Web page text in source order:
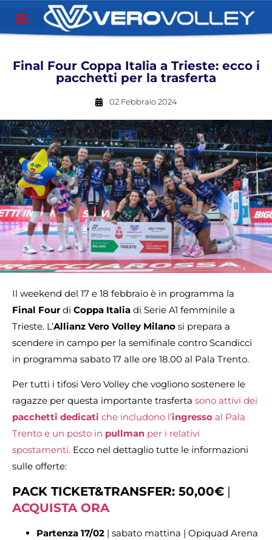
Final Four Coppa Italia a Trieste: ecco i
pacchetti per la trasferta
02 Febbraio 2024
Il weekend del 17 e 18 febbraio è in programma la
Final Fourdi Coppa Italia di Serie A1 femminile a
Trieste. L’Allianz Vero Volley Milano si prepara a
scendere in campo per la semifinale contro Scandicci
in programma sabato 17 alle ore 18.00 al Pala Trento.
Per tutti i tifosi Vero Volley che vogliono sostenere le
ragazze per questa importante trasferta sono attivi dei
pacchetti dedicati che includono l’ingresso al Pala
Trento e un posto in pullman per i relativi
spostamenti. Ecco nel dettaglio tutte le informazioni
sulle offerte:
PACK TICKET&TRANSFER: 50,00€ |
ACQUISTA ORA
Partenza 17/02 | sabato mattina | Opiquad Arena